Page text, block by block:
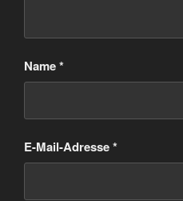
Name*
E-Mail-Adresse*